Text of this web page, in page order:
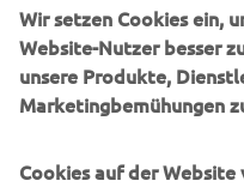
Wir setzen Cookies ein,
Website-Nutzer besser
unsere Produkte,
Marketingbemühungen
Cookies auf der